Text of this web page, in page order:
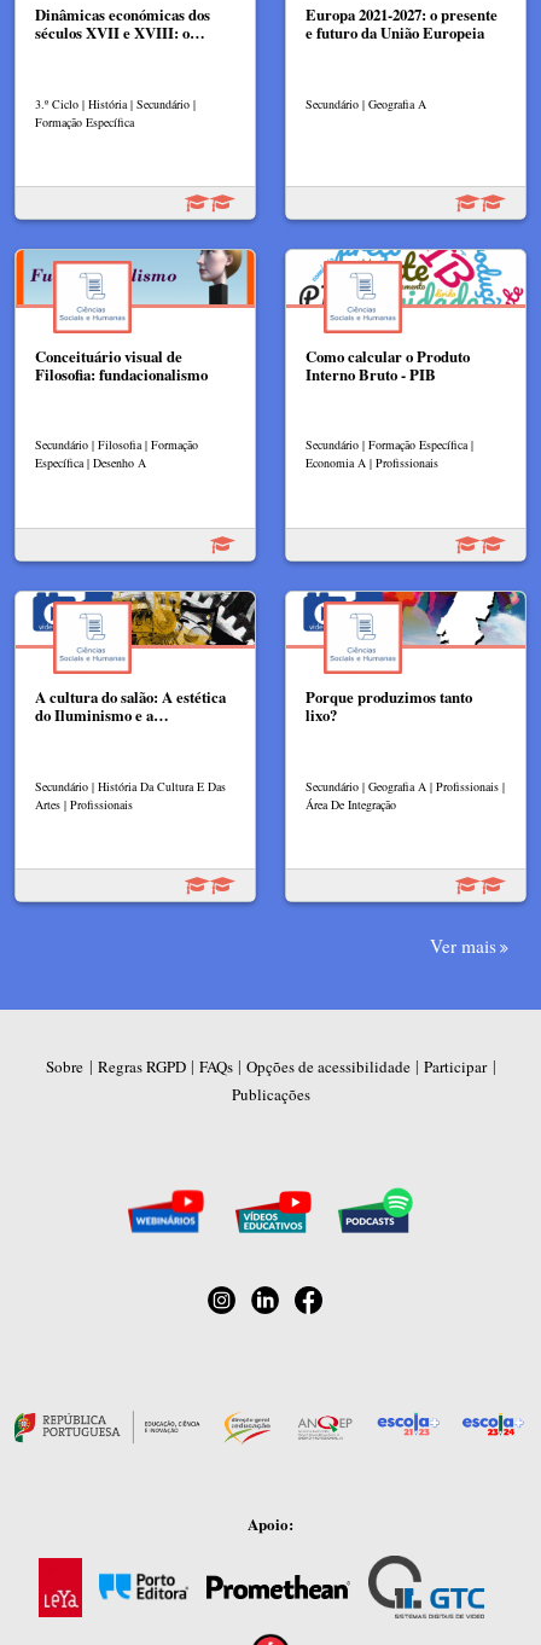
Dinâmicas económicas dos
séculos XVII e XVIII: o…
3.º Ciclo | História | Secundário |
Formação Específica
Europa 2021-2027: o presente
e futuro da União Europeia
Secundário | Geografia A
Conceituário visual de
Filosofia: fundacionalismo
Secundário | Filosofia | Formação
Específica | Desenho A
Como calcular o Produto
Interno Bruto - PIB
Secundário | Formação Específica |
Economia A | Profissionais
A cultura do salão: A estética
do Iluminismo e a…
Secundário | História Da Cultura E Das
Artes | Profissionais
Porque produzimos tanto
lixo?
Secundário | Geografia A | Profissionais |
Área De Integração
Ver mais
Sobre | Regras RGPD| FAQs| Opções de acessibilidade| Participar|
Publicações
Apoio: